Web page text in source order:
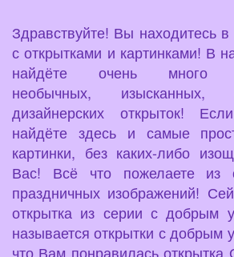
Здравствуйте! Вы находитесь
с открытками и картинками! В
найдёте очень много
необычных, изысканных,
дизайнерских открыток!
найдёте здесь и самые
картинки, без каких-либо
Вас! Всё что пожелаете из
праздничных изображений!
открытка из серии с добрым
называется открытки с добрым
что Вам понравилась открытка